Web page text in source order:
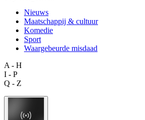
Nieuws
Maatschappij & cultuur
Komedie
Sport
Waargebeurde misdaad
A - H
I - P
Q - Z